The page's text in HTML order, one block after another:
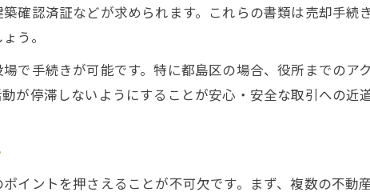
不動産売却時に注意したい三大タブーとは
売却契約前に確認すべき重要書類のポイント
不動産売却で起こりがちな誤解と対処法
不動産売却時に多いトラブル事例と対策法
確認済証などが求められます。これらの書類は売却手続
う。
で手続きが可能です。特に都島区の場合、役所までのア
が停滞しないようにすることが安心・安全な取引への近道
イントを押さえることが不可欠です。まず、複数の不動